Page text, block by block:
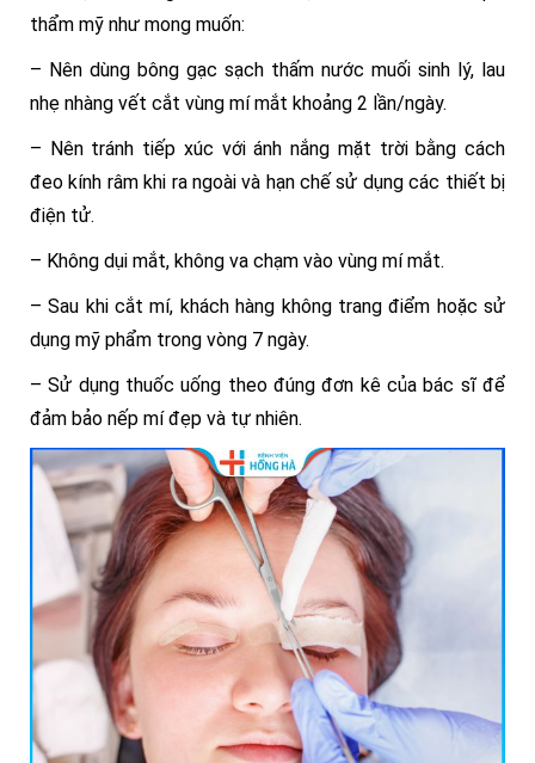
thẩm mỹ như mong muốn:
– Nên dùng bông gạc sạch thấm nước muối sinh lý, lau
nhẹ nhàng vết cắt vùng mí mắt khoảng 2 lần/ngày.
– Nên tránh tiếp xúc với ánh nắng mặt trời bằng cách
đeo kính râm khi ra ngoài và hạn chế sử dụng các thiết bị
điện tử.
– Không dụi mắt, không va chạm vào vùng mí mắt.
– Sau khi cắt mí, khách hàng không trang điểm hoặc sử
dụng mỹ phẩm trong vòng 7 ngày.
– Sử dụng thuốc uống theo đúng đơn kê của bác sĩ để
đảm bảo nếp mí đẹp và tự nhiên.